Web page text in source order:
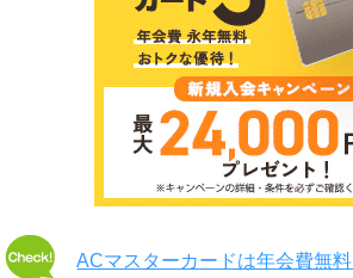
ACマスターカードは年会費無